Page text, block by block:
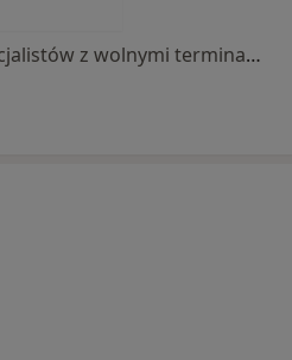
Brak dostępnych specjalistów z wolnymi terminami w tym centrum medycznym.